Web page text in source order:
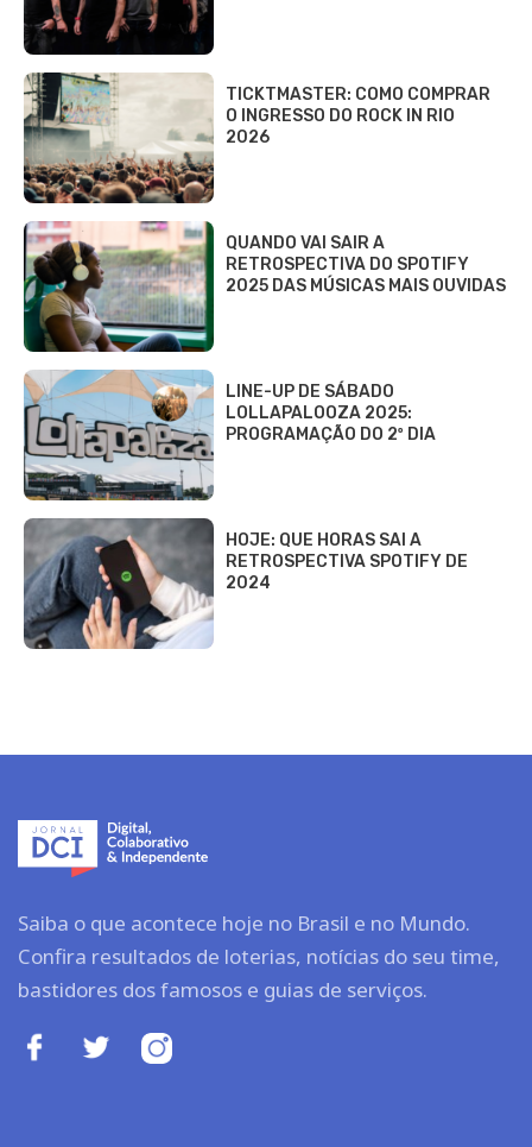
TICKTMASTER: COMO COMPRAR
O INGRESSO DO ROCK IN RIO
2026
QUANDO VAI SAIR A
RETROSPECTIVA DO SPOTIFY
2025 DAS MÚSICAS MAIS OUVIDAS
LINE-UP DE SÁBADO
LOLLAPALOOZA 2025:
PROGRAMAÇÃO DO 2º DIA
HOJE: QUE HORAS SAI A
RETROSPECTIVA SPOTIFY DE
2024
Saiba o que acontece hoje no Brasil e no Mundo.
Confira resultados de loterias, notícias do seu time,
bastidores dos famosos e guias de serviços.